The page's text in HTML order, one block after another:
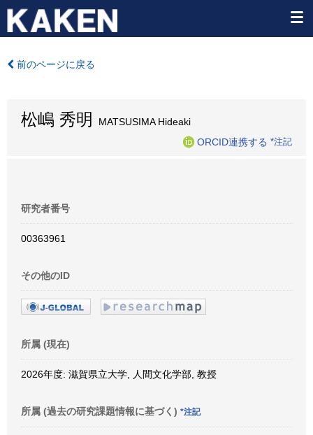
前のページに戻る
松嶋 秀明
MATSUSIMA Hideaki
ORCID連携する *注記
研究者番号
00363961
その他のID
所属 (現在)
2026年度: 滋賀県立大学, 人間文化学部, 教授
所属 (過去の研究課題情報に基づく) *注記